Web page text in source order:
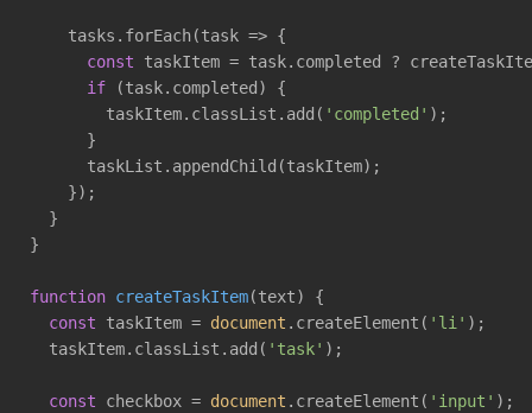
    tasks.forEach(
task => {
const taskItem = task.completed ?
if (task.completed) {
        taskItem.classList.add(
'completed' );
      }
      taskList.appendChild(taskItem);
    });
  }
}
function createTaskItem(text) {
const taskItem = document .createElement( 'li' );
  taskItem.classList.add(
'task' );
const checkbox = document .createElement( 'input' );